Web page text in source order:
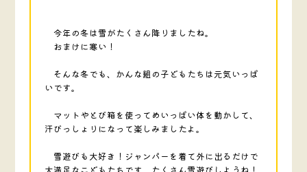
今年の冬は雪がたくさん降りましたね。
おまけに寒い！
そんな冬でも、かんな組の子どもたちは元気いっぱ
いです。
マットやとび箱を使ってめいっぱい体を動かして、
汗びっしょりになって楽しみましたよ。
雪遊びも大好き！ジャンパーを着て外に出るだけで